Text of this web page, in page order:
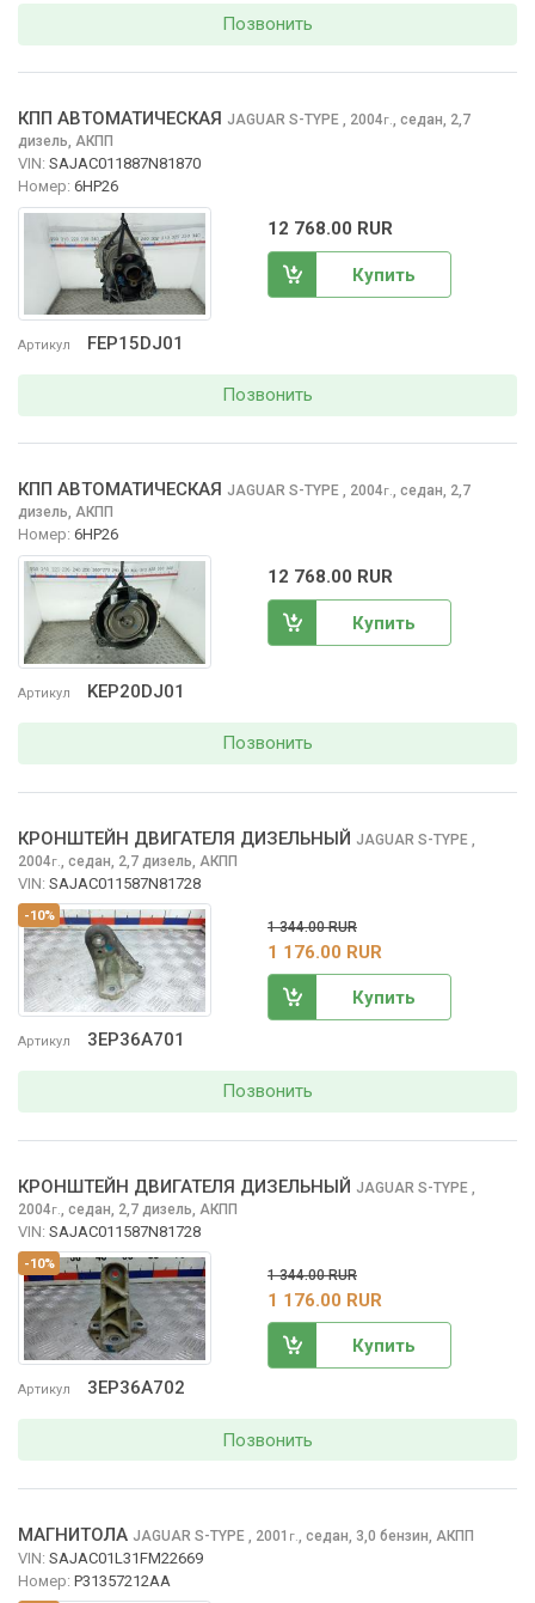
Позвонить
Артикул FEP15DJ01
КПП АВТОМАТИЧЕСКАЯ JAGUAR S-TYPE , 2004г., седан, 2,7
дизель, АКПП
VIN: SAJAC011887N81870
Номер: 6HP26
12 768.00 RUR
Купить
Позвонить
Артикул KEP20DJ01
КПП АВТОМАТИЧЕСКАЯ JAGUAR S-TYPE , 2004г., седан, 2,7
дизель, АКПП
Номер: 6HP26
12 768.00 RUR
Купить
Позвонить
-10%
Артикул 3EP36A701
КРОНШТЕЙН ДВИГАТЕЛЯ ДИЗЕЛЬНЫЙ JAGUAR S-TYPE
2004г. седан, 2,7 дизель, АКПП
VIN: SAJAC011587N81728
1 344.00 RUR
1 176.00 RUR
Купить
Позвонить
-10%
Артикул 3EP36A702
КРОНШТЕЙН ДВИГАТЕЛЯ ДИЗЕЛЬНЫЙ JAGUAR S-TYPE
2004г. седан, 2,7 дизель, АКПП
VIN: SAJAC011587N81728
1 344.00 RUR
1 176.00 RUR
Купить
Позвонить
МАГНИТОЛА JAGUAR S-TYPE , 2001 г. седан, 3,0 бензин, АКПП
VIN: SAJAC01L31FM22669
Номер: P31357212AA